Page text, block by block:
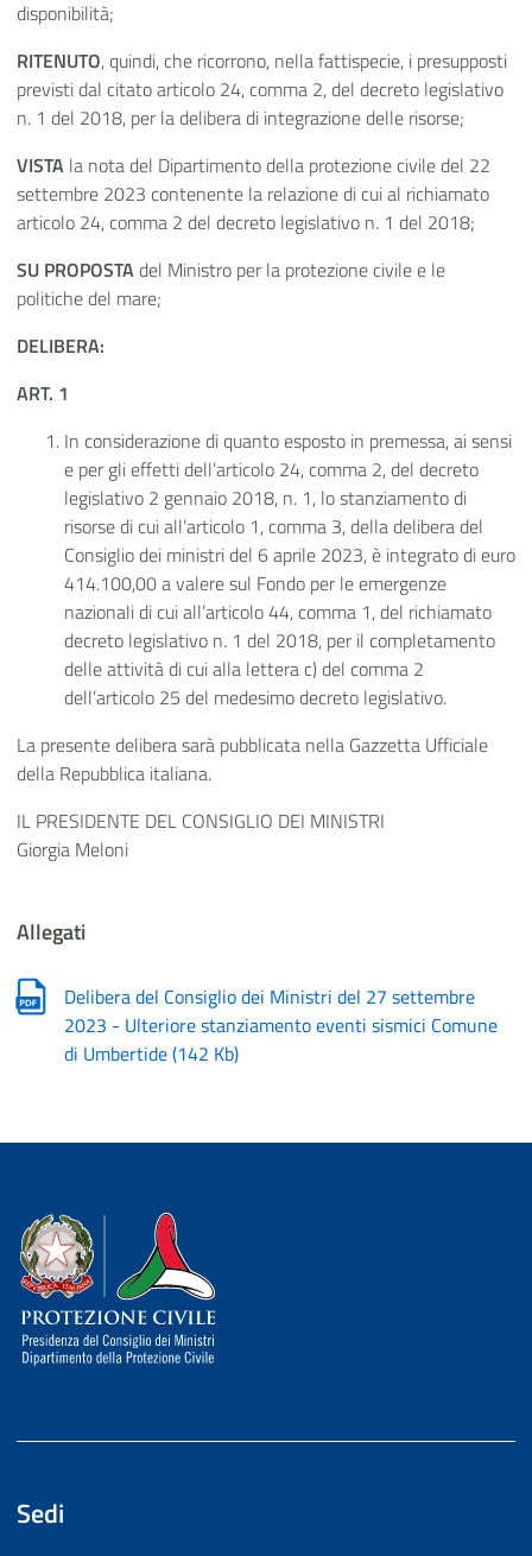
disponibilità;
RITENUTO, quindi, che ricorrono, nella fattispecie, i presupposti
previsti dal citato articolo 24, comma 2, del decreto legislativo
n. 1 del 2018, per la delibera di integrazione delle risorse;
VISTA la nota del Dipartimento della protezione civile del 22
settembre 2023 contenente la relazione di cui al richiamato
articolo 24, comma 2 del decreto legislativo n. 1 del 2018;
SU PROPOSTAdel Ministro per la protezione civile e le
politiche del mare;
DELIBERA:
ART. 1
In considerazione di quanto esposto in premessa, ai sensi
e per gli effetti dell’articolo 24, comma 2, del decreto
legislativo 2 gennaio 2018, n. 1, lo stanziamento di
risorse di cui all’articolo 1, comma 3, della delibera del
Consiglio dei ministri del 6 aprile 2023, è integrato di euro
414.100,00 a valere sul Fondo per le emergenze
nazionali di cui all’articolo 44, comma 1, del richiamato
decreto legislativo n. 1 del 2018, per il completamento
delle attività di cui alla lettera c) del comma 2
dell’articolo 25 del medesimo decreto legislativo.
La presente delibera sarà pubblicata nella Gazzetta Ufficiale
della Repubblica italiana.
IL PRESIDENTE DEL CONSIGLIO DEI MINISTRI
Giorgia Meloni
Allegati
Delibera del Consiglio dei Ministri del 27 settembre
2023 - Ulteriore stanziamento eventi sismici Comune
di Umbertide(142 Kb)
Dipartimento della Protezione Civile
Sedi